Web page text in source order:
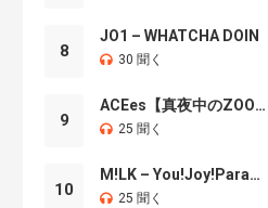
8
JO1 – WHATCHA DOIN
30 聞く
9
ACEes【真夜中のZOO】
25 聞く
10
M!LK – You!Joy!Parade!
25 聞く